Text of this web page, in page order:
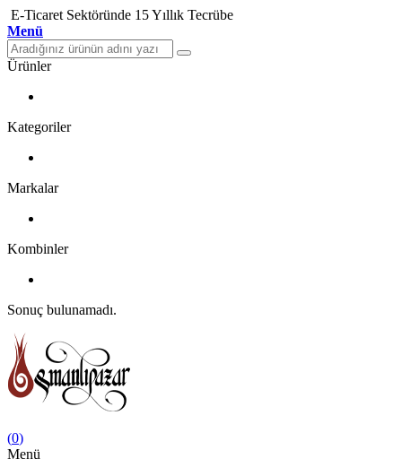
E-Ticaret Sektöründe 15 Yıllık Tecrübe
Menü
Ürünler
Kategoriler
Markalar
Kombinler
Sonuç bulunamadı.
(0)
Menü